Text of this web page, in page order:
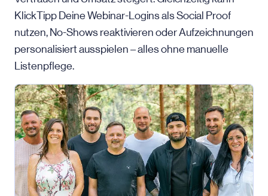
KlickTipp Deine Webinar-Logins als Social Proof
nutzen, No-Shows reaktivieren oder Aufzeichnungen
personalisiert ausspielen – alles ohne manuelle
Listenpflege.